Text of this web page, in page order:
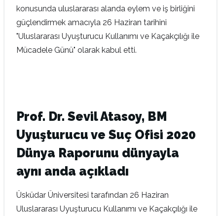
konusunda uluslararası alanda eylem ve iş birliğini
güçlendirmek amacıyla 26 Haziran tarihini
"Uluslararası Uyuşturucu Kullanımı ve Kaçakçılığı ile
Mücadele Günü" olarak kabul etti.
Prof. Dr. Sevil Atasoy, BM
Uyuşturucu ve Suç Ofisi 2020
Dünya Raporunu dünyayla
aynı anda açıkladı
Üsküdar Üniversitesi tarafından 26 Haziran
Uluslararası Uyuşturucu Kullanımı ve Kaçakçılığı ile